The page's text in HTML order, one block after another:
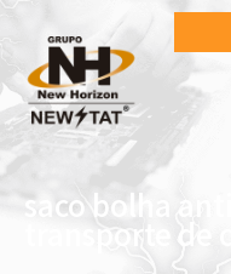
saco bolha
transporte de